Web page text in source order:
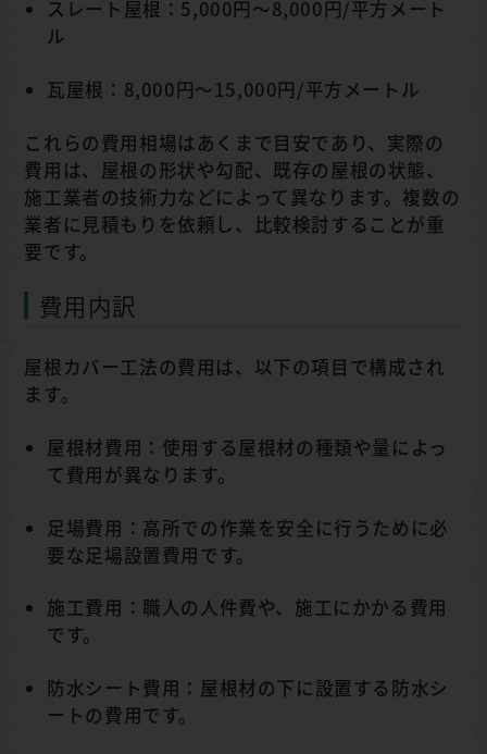
スレート屋根：5,000円～8,000円/平方メート
ル
瓦屋根：8,000円～15,000円/平方メートル
これらの費用相場はあくまで目安であり、実際の
費用は、屋根の形状や勾配、既存の屋根の状態、
施工業者の技術力などによって異なります。複数の
業者に見積もりを依頼し、比較検討することが重
要です。
費用内訳
屋根カバー工法の費用は、以下の項目で構成され
ます。
屋根材費用：使用する屋根材の種類や量によっ
て費用が異なります。
足場費用：高所での作業を安全に行うために必
要な足場設置費用です。
施工費用：職人の人件費や、施工にかかる費用
です。
防水シート費用：屋根材の下に設置する防水シ
ートの費用です。